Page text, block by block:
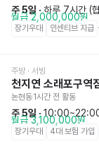
주 5일 · 하루 7시간 (
월급 2,000,000원
장기우대 인센티브 지급
주방 · 서빙
천지연 소래포구역
논현동1시간 전 활동
주 5일 ·
월급 3,100,000원
장기우대 4대 보험 가입